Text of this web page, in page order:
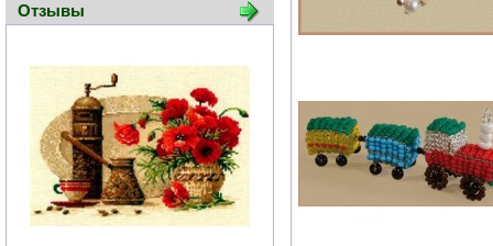
Отзывы